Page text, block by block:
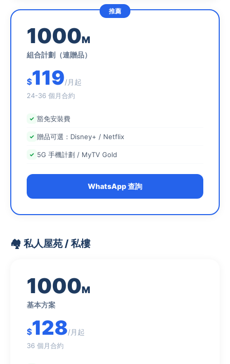
1000M
組合計劃（連贈品）
$119/月起
24-36 個月合約
豁免安裝費
贈品可選：Disney+ / Netflix
5G 手機計劃 / MyTV Gold
WhatsApp 查詢
🏘️ 私人屋苑 / 私樓
1000M
基本方案
$128/月起
36 個月合約